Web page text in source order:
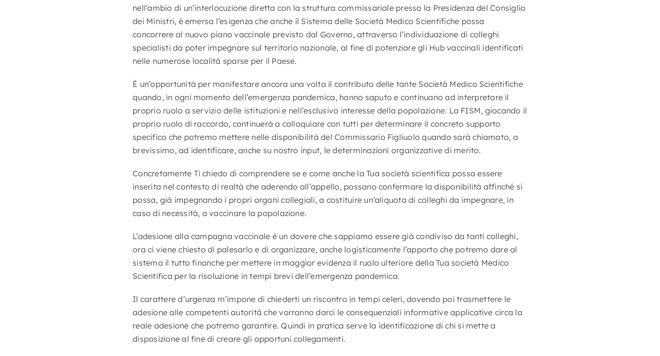
nell’ambio di un’interlocuzione diretta con la struttura commissariale presso la Presidenza del Consiglio
dei Ministri, è emersa l’esigenza che anche il Sistema delle Società Medico Scientifiche possa
concorrere al nuovo piano vaccinale previsto dal Governo, attraverso l’individuazione di colleghi
specialisti da poter impegnare sul territorio nazionale, al fine di potenziare gli Hub vaccinali identificati
nelle numerose località sparse per il Paese.
È un’opportunità per manifestare ancora una volta il contributo delle tante Società Medico Scientifiche
quando, in ogni momento dell’emergenza pandemica, hanno saputo e continuano ad interpretare il
proprio ruolo a servizio delle istituzioni e nell’esclusivo interesse della popolazione. La FISM, giocando il
proprio ruolo di raccordo, continuerà a colloquiare con tutti per determinare il concreto supporto
specifico che potremo mettere nelle disponibilità del Commissario Figliuolo quando sarà chiamato, a
brevissimo, ad identificare, anche su nostro input, le determinazioni organizzative di merito.
Concretamente Ti chiedo di comprendere se e come anche la Tua società scientifica possa essere
inserita nel contesto di realtà che aderendo all’appello, possano confermare la disponibilità affinché si
possa, già impegnando i propri organi collegiali, a costituire un’aliquota di colleghi da impegnare, in
caso di necessità, a vaccinare la popolazione.
L’adesione alla campagna vaccinale è un dovere che sappiamo essere già condiviso da tanti colleghi,
ora ci viene chiesto di palesarlo e di organizzare, anche logisticamente l’apporto che potremo dare al
sistema il tutto finanche per mettere in maggior evidenza il ruolo ulteriore della Tua società Medico
Scientifica per la risoluzione in tempi brevi dell’emergenza pandemica.
Il carattere d’urgenza m’impone di chiederti un riscontro in tempi celeri, dovendo poi trasmettere le
adesione alle competenti autorità che vorranno darci le consequenziali informative applicative circa la
reale adesione che potremo garantire. Quindi in pratica serve la identificazione di chi si mette a
disposizione al fine di creare gli opportuni collegamenti.